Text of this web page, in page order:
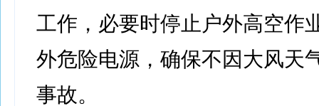
工作，必要时停止户外高空作
外危险电源，确保不因大风天
事故。